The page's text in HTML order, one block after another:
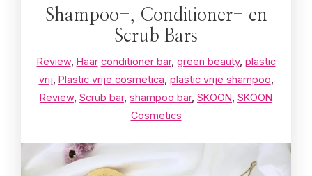
Shampoo-, Conditioner- en
Scrub Bars
Review, Haar conditioner bar, green beauty, plastic
vrij Plastic vrije cosmetica plastic vrije shampoo
Review, Scrub bar, shampoo bar, SKOON SKOON
Cosmetics